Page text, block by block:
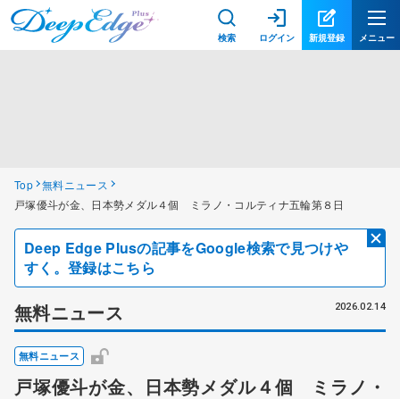
検索 ログイン 新規登録 メニュー
Top 無料ニュース
戸塚優斗が金、日本勢メダル４個 ミラノ・コルティナ五輪第８日
Deep Edge Plusの記事をGoogle検索で見つけや
すく。登録はこちら
無料ニュース 2026.02.14
無料ニュース
戸塚優斗が金、日本勢メダル４個 ミラノ・